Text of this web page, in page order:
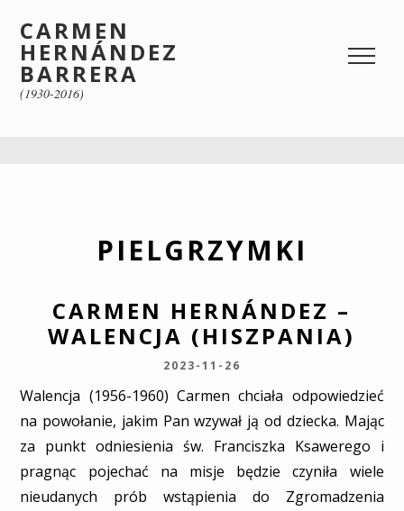
CARMEN
HERNÁNDEZ
BARRERA
(1930-2016)
PIELGRZYMKI
CARMEN HERNÁNDEZ –
WALENCJA (HISZPANIA)
2023-11-26
Walencja (1956-1960) Carmen chciała odpowiedzieć
na powołanie, jakim Pan wzywał ją od dziecka. Mając
za punkt odniesienia św. Franciszka Ksawerego i
pragnąc pojechać na misje będzie czyniła wiele
nieudanych prób wstąpienia do Zgromadzenia